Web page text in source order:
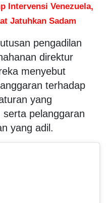
Intervensi Venezuela,
Jatuhkan Sadam
pengadilan
direktur
menyebut
terhadap
yang
pelanggaran
yang adil.